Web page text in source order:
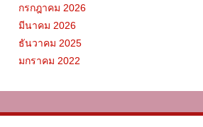
กรกฎาคม 2026
มีนาคม 2026
ธันวาคม 2025
มกราคม 2022